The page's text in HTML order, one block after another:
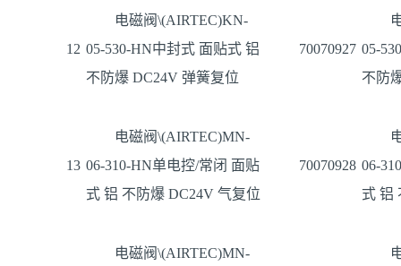
12
电磁阀\(AIRTEC)KN-
05-530-HN中封式 面贴式 铝
不防爆 DC24V 弹簧复位
70070927 05-
不防
13
电磁阀\(AIRTEC)MN-
06-310-HN单电控/常闭 面贴
式 铝 不防爆 DC24V 气复位
70070928 06-
式 铝
电磁阀\(AIRTEC)MN-